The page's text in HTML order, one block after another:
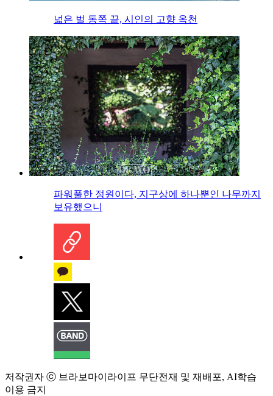
넓은 벌 동쪽 끝, 시인의 고향 옥천
파워풀한 정원이다, 지구상에 하나뿐인 나무까지
보유했으니
저작권자 ⓒ 브라보마이라이프 무단전재 및 재배포, AI학습
이용 금지